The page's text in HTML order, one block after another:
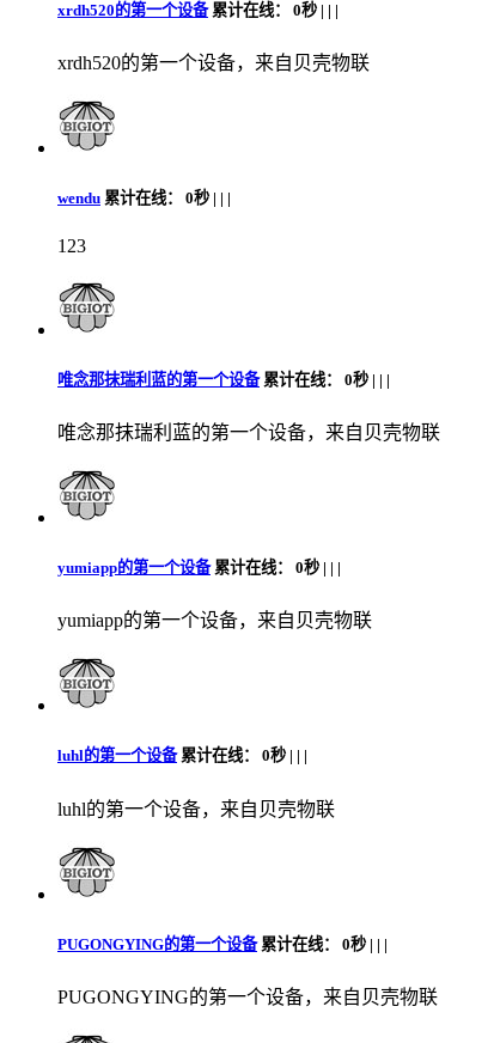
xrdh520的第一个设备累计在线： 0秒 | | |
xrdh520的第一个设备，来自贝壳物联
wendu 累计在线： 0秒 | | |
123
唯念那抹瑞利蓝的第一个设备累计在线： 0秒 | | |
唯念那抹瑞利蓝的第一个设备，来自贝壳物联
yumiapp的第一个设备累计在线： 0秒 | | |
yumiapp的第一个设备，来自贝壳物联
luhl的第一个设备累计在线： 0秒 | | |
luhl的第一个设备，来自贝壳物联
PUGONGYING的第一个设备累计在线： 0秒 | | |
PUGONGYING的第一个设备，来自贝壳物联